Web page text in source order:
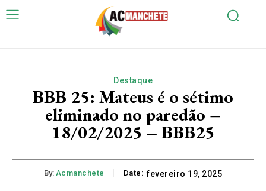
Destaque
BBB 25: Mateus é o sétimo
eliminado no paredão –
18/02/2025 – BBB25
By: Acmanchete Date: fevereiro 19, 2025